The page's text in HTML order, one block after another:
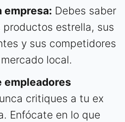
empresa: Debes saber
productos estrella, sus
y sus competidores
local.
empleadores
critiques a tu ex
Enfócate en lo que